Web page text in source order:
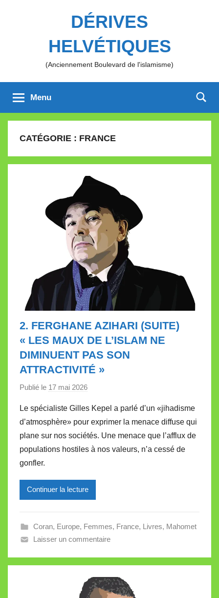
DÉRIVES
HELVÉTIQUES
(Anciennement Boulevard de l'islamisme)
Menu
CATÉGORIE : FRANCE
2. FERGHANE AZIHARI (SUITE)
« LES MAUX DE L’ISLAM NE
DIMINUENT PAS SON
ATTRACTIVITÉ »
Publié le 17 mai 2026
r
M
i
r
l
l
V
a
l
e
Le spécialiste Gilles Kepel a parlé d’un «jihadisme
d’atmosphère» pour exprimer la menace diffuse qui
plane sur nos sociétés. Une menace que l’afflux de
populations hostiles à nos valeurs, n’a cessé de
gonfler.
Continuer la lecture
Coran, Europe, Femmes, France, Livres, Mahomet
Laisser un commentaire